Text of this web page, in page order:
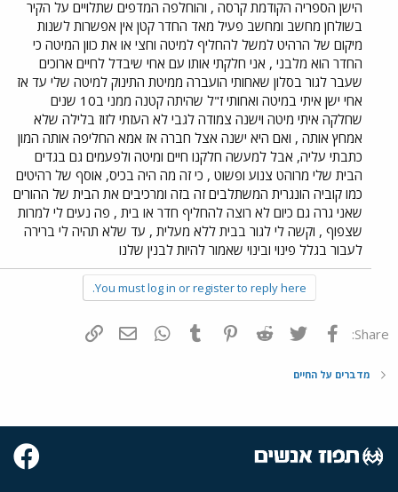
הישן הספריה הקודמת קרסה , והוחלפה המדפים שתלויים על הקיר
בשולחן מחשב ומחשב פעיל מאד החדר קטן אין אפשרות לשנות
מיקום של הרהיט למשל להחליף למיטה וחצי או את כוון המיטה כי
החדר הוא מלבני , אני חלקתי אותו עם אחי שיבדל לחיים ארוכים
שעבר לגור בסלון שאחותי הועברה ממיטת התינוק למיטה שלי עד אז
אחי ישן איתי במיטה ואחותי ז"ל שהיתה קטנה ממני ב10 שנים
שחלקה איתי מיטה וישנה צמודה לגבי לא העזתי לזוז בלילה שלא
אמחץ אותה , ואם היא ישנה אצל חברה אז אמא החליפה אותה המון
כתבתי עליה, אבל למעשה חלקנו חיים ומיטה ולפעמים גם בגדים
הבית שלי מרוהט צנוע ופשוט , כי זה מה היה בכיס, אוסף של רהיטים
כמו קוביה הונגרית המשתלבים זה בזה ומרכיבים את הבית של ההורים
שאני גרה גם כיום לא רוצה להחליף חדר או בית , פה נעים לי למרות
שצפוף , וקשה לי לגור בבית ללא מעלית , עד שלא תהיה לי ברירה
לעבור בגלל פינוי ובינוי שאמור להיות לבנין שלנו
You must log in or register to reply here.
Share: פייסבוק Twitter
Reddit
Pinterest
Tumblr
WhatsAppדואר אלקטרוני
מדברים על החיים